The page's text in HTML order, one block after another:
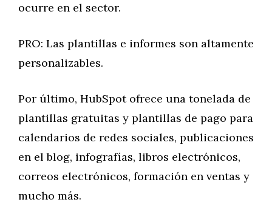
ocurre en el sector.
PRO: Las plantillas e informes son altamente
personalizables.
Por último, HubSpot ofrece una tonelada de
plantillas gratuitas y plantillas de pago para
calendarios de redes sociales, publicaciones
en el blog, infografías, libros electrónicos,
correos electrónicos, formación en ventas y
mucho más.